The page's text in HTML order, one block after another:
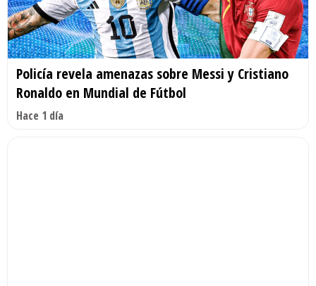
Policía revela amenazas sobre Messi y Cristiano
Ronaldo en Mundial de Fútbol
Hace 1 día